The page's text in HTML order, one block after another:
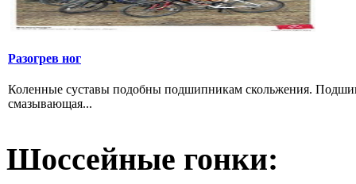
Разогрев ног
Коленные суставы подобны подшипникам скольжения.
смазывающая...
Шоссейные гонки: